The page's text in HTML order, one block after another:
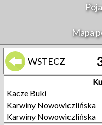
Mapa
WSTECZ
Kacze Buki
Karwiny Nowowiczlińska
Karwiny Nowowiczlińska